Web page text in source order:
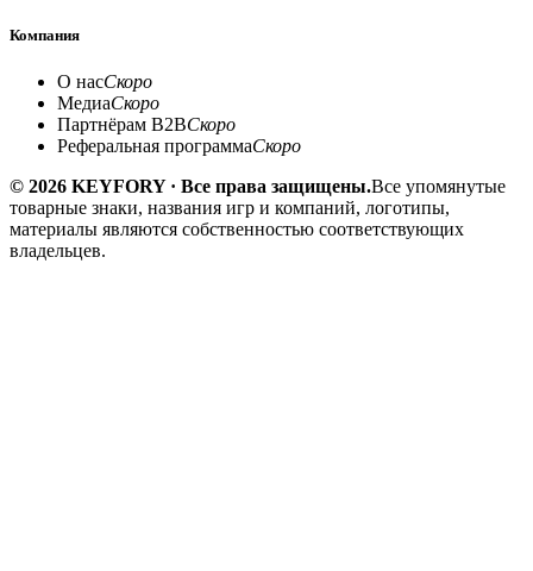
Компания
О насСкоро
МедиаСкоро
Партнёрам B2BСкоро
Реферальная программаСкоро
© 2026 KEYFORY · Все права защищены.Все упомянутые
товарные знаки, названия игр и компаний, логотипы,
материалы являются собственностью соответствующих
владельцев.